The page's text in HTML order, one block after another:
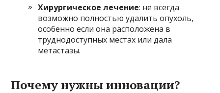
Хирургическое лечение: не всегда
возможно полностью удалить опухоль,
особенно если она расположена в
труднодоступных местах или дала
метастазы.
Почему нужны инновации?